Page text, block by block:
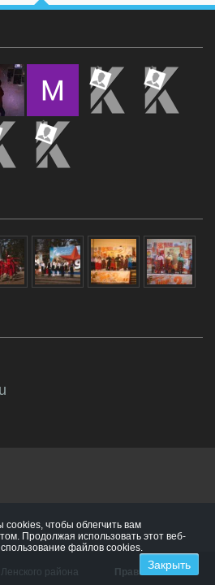
района Правила сайта
чтобы облегчить вам
Продолжая использовать этот веб-
файлов cookies.